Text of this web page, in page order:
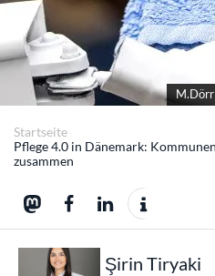
Startseite
Pflege 4.0 in Dänemark:
zusammen
Şirin Tiryaki